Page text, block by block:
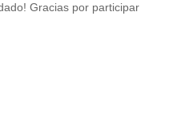
Gracias por participar